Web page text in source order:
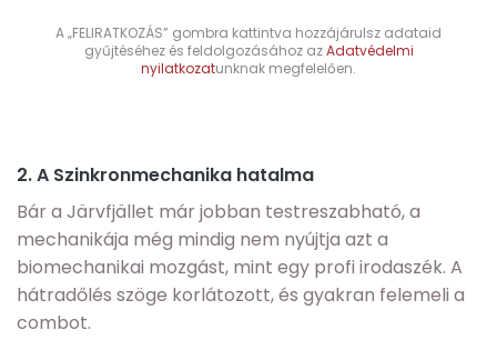
A „FELIRATKOZÁS” gombra kattintva hozzájárulsz adataid
gyűjtéséhez és feldolgozásához azAdatvédelmi
nyilatkozatunknak megfelelően.
2. A Szinkronmechanika hatalma
Bár a Järvfjället már jobban testreszabható, a
mechanikája még mindig nem nyújtja azt a
biomechanikai mozgást, mint egy profi irodaszék. A
hátradőlés szöge korlátozott, és gyakran felemeli a
combot.